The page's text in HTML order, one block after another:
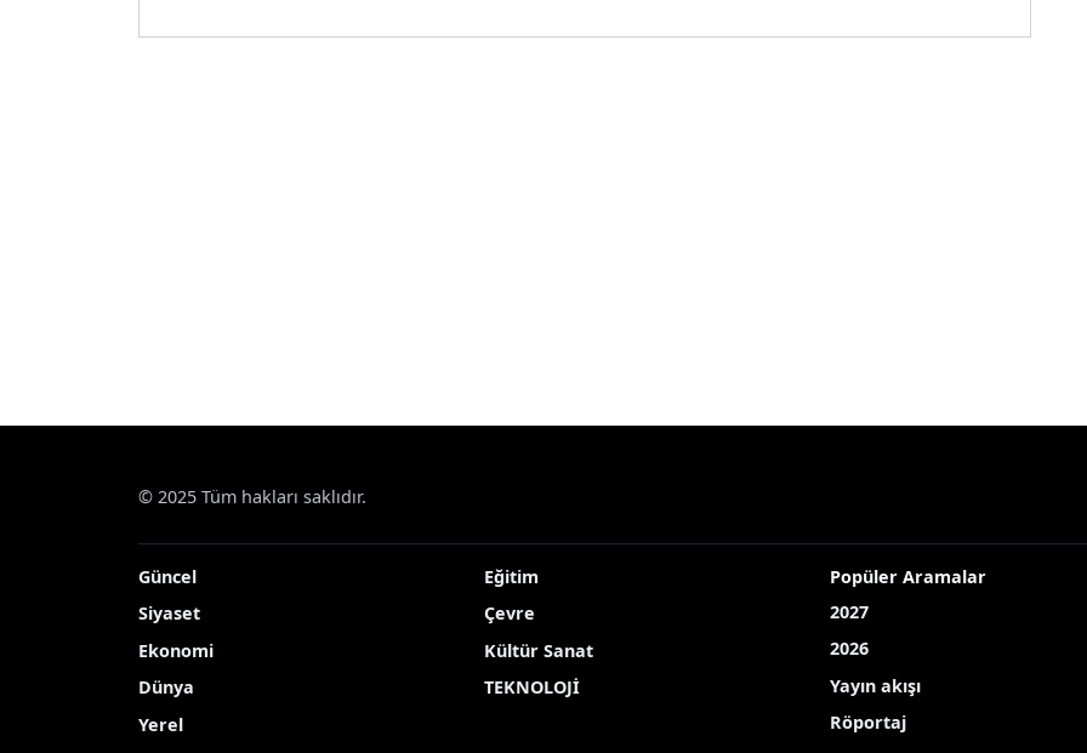
© 2025 Tüm hakları saklıdır.
Güncel
Siyaset
Ekonomi
Dünya
Yerel
Eğitim
Çevre
Kültür Sanat
TEKNOLOJİ
Popüler Aramalar
2027
2026
Yayın akışı
Röportaj